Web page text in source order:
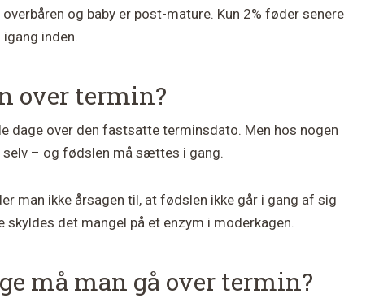
og baby er post-mature. Kun 2% føder senere
inden.
over termin?
dage over den fastsatte terminsdato. Men hos nogen
– og fødslen må sættes i gang.
man ikke årsagen til, at fødslen ikke går i gang af sig
det mangel på et enzym i moderkagen.
må man gå over termin?